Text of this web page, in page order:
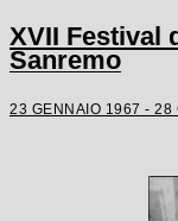
XVII Festival
Sanremo
23 GENNAIO 1967 - 28